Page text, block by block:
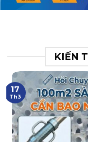
KIẾN
17
Th3